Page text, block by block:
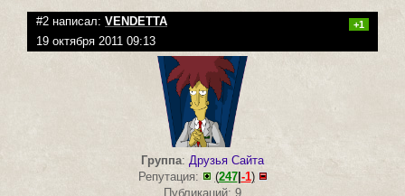
#2 написал: VENDETTA +1
19 октября 2011 09:13
Группа: Друзья Сайта
Репутация:
(247| -1)
Публикаций: 9